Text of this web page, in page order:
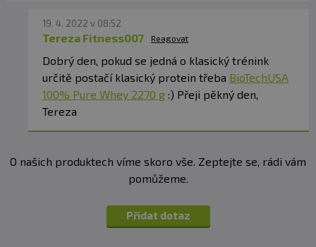
19. 4. 2022 v 08:52
Tereza Fitness007 Reagovat
Dobrý den, pokud se jedná o klasický trénink
určitě postačí klasický protein třeba BioTechUSA
100% Pure Whey 2270 g :) Přeji pěkný den,
Tereza
O našich produktech víme skoro vše. Zeptejte se, rádi vám
pomůžeme.
Přidat dotaz